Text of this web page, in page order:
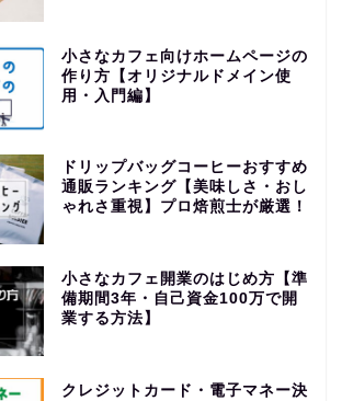
小さなカフェ向けホームページの
作り方【オリジナルドメイン使
用・入門編】
ドリップバッグコーヒーおすすめ
通販ランキング【美味しさ・おし
ゃれさ重視】プロ焙煎士が厳選！
小さなカフェ開業のはじめ方【準
備期間3年・自己資金100万で開
業する方法】
クレジットカード・電子マネー決